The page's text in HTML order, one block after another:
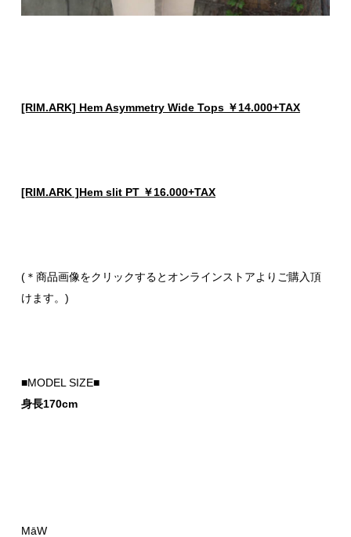
[RIM.ARK] Hem Asymmetry Wide Tops ￥14.000+TAX
[RIM.ARK ]Hem slit PT ￥16.000+TAX
(＊商品画像をクリックするとオンラインストアよりご購入頂
けます。)
■MODEL SIZE■
身長170cm
MāW